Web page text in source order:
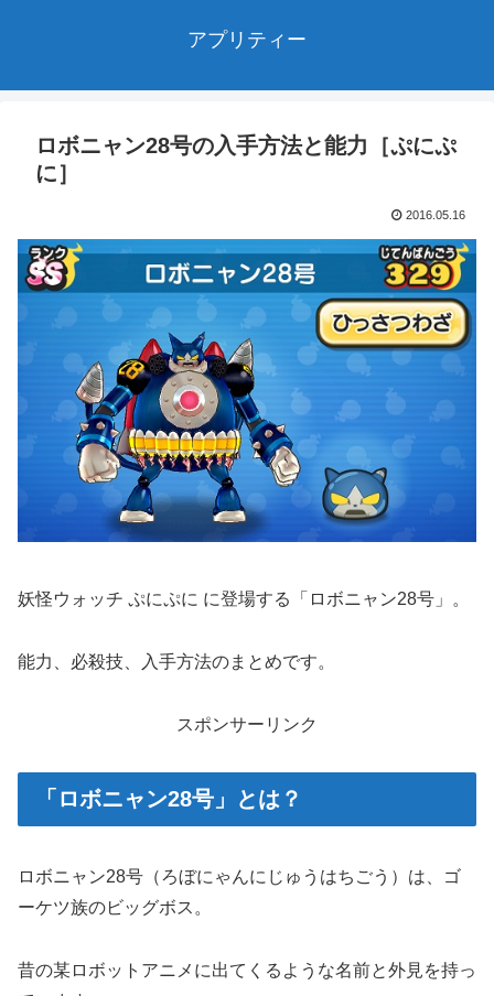
アプリティー
ロボニャン28号の入手方法と能力［ぷにぷ
に］
2016.05.16
妖怪ウォッチ ぷにぷに に登場する「ロボニャン28号」。
能力、必殺技、入手方法のまとめです。
スポンサーリンク
「ロボニャン28号」とは？
ロボニャン28号（ろぼにゃんにじゅうはちごう）は、ゴ
ーケツ族のビッグボス。
昔の某ロボットアニメに出てくるような名前と外見を持っ